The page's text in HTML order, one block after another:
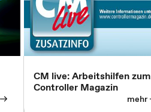
CM live: Arbeitshilfen zum
Controller Magazin
mehr